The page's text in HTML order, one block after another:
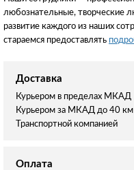
любознательные, творческие
развитие каждого из наших
стараемся предоставлять
Доставка
Курьером в пределах МКАД
Курьером за МКАД до 40 км
Транспортной компанией
Оплата